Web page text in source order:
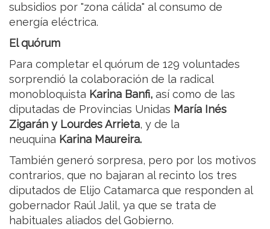
subsidios por "zona cálida" al consumo de
energía eléctrica.
El quórum
Para completar el quórum de 129 voluntades
sorprendió la colaboración de la radical
monobloquista Karina Banfi, así como de las
diputadas de Provincias Unidas María Inés
Zigarán y Lourdes Arrieta, y de la
neuquina Karina Maureira.
También generó sorpresa, pero por los motivos
contrarios, que no bajaran al recinto los tres
diputados de Elijo Catamarca que responden al
gobernador Raúl Jalil, ya que se trata de
habituales aliados del Gobierno.